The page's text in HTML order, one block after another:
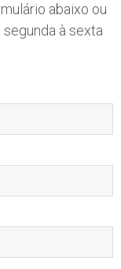
abaixo ou
à sexta